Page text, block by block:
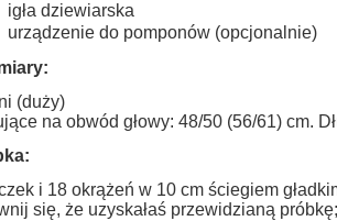
igła dziewiarska
urządzenie do pomponów (opcjonalnie)
(duży)
na obwód głowy: 48/50 (56/61) cm.
i 18 okrążeń w 10 cm ściegiem
się, że uzyskałaś przewidzianą